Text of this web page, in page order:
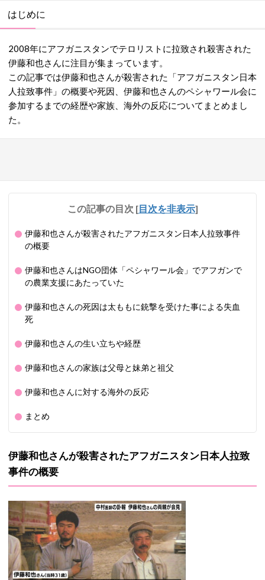
はじめに
2008年にアフガニスタンでテロリストに拉致され殺害された
伊藤和也さんに注目が集まっています。
この記事では伊藤和也さんが殺害された「アフガニスタン日本
人拉致事件」の概要や死因、伊藤和也さんのペシャワール会に
参加するまでの経歴や家族、海外の反応についてまとめまし
た。
この記事の目次 [目次を非表示]
伊藤和也さんが殺害されたアフガニスタン日本人拉致事件
の概要
伊藤和也さんはNGO団体「ペシャワール会」でアフガンで
の農業支援にあたっていた
伊藤和也さんの死因は太ももに銃撃を受けた事による失血
死
伊藤和也さんの生い立ちや経歴
伊藤和也さんの家族は父母と妹弟と祖父
伊藤和也さんに対する海外の反応
まとめ
伊藤和也さんが殺害されたアフガニスタン日本人拉致
事件の概要